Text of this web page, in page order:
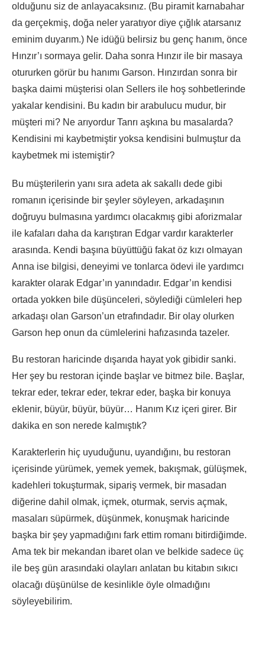
olduğunu siz de anlayacaksınız. (Bu piramit karnabahar
da gerçekmiş, doğa neler yaratıyor diye çığlık atarsanız
eminim duyarım.) Ne idüğü belirsiz bu genç hanım, önce
Hınzır’ı sormaya gelir. Daha sonra Hınzır ile bir masaya
otururken görür bu hanımı Garson. Hınzırdan sonra bir
başka daimi müşterisi olan Sellers ile hoş sohbetlerinde
yakalar kendisini. Bu kadın bir arabulucu mudur, bir
müşteri mi? Ne arıyordur Tanrı aşkına bu masalarda?
Kendisini mi kaybetmiştir yoksa kendisini bulmuştur da
kaybetmek mi istemiştir?
Bu müşterilerin yanı sıra adeta ak sakallı dede gibi
romanın içerisinde bir şeyler söyleyen, arkadaşının
doğruyu bulmasına yardımcı olacakmış gibi aforizmalar
ile kafaları daha da karıştıran Edgar vardır karakterler
arasında. Kendi başına büyüttüğü fakat öz kızı olmayan
Anna ise bilgisi, deneyimi ve tonlarca ödevi ile yardımcı
karakter olarak Edgar’ın yanındadır. Edgar’ın kendisi
ortada yokken bile düşünceleri, söylediği cümleleri hep
arkadaşı olan Garson’un etrafındadır. Bir olay olurken
Garson hep onun da cümlelerini hafızasında tazeler.
Bu restoran haricinde dışarıda hayat yok gibidir sanki.
Her şey bu restoran içinde başlar ve bitmez bile. Başlar,
tekrar eder, tekrar eder, tekrar eder, başka bir konuya
eklenir, büyür, büyür, büyür… Hanım Kız içeri girer. Bir
dakika en son nerede kalmıştık?
Karakterlerin hiç uyuduğunu, uyandığını, bu restoran
içerisinde yürümek, yemek yemek, bakışmak, gülüşmek,
kadehleri tokuşturmak, sipariş vermek, bir masadan
diğerine dahil olmak, içmek, oturmak, servis açmak,
masaları süpürmek, düşünmek, konuşmak haricinde
başka bir şey yapmadığını fark ettim romanı bitirdiğimde.
Ama tek bir mekandan ibaret olan ve belkide sadece üç
ile beş gün arasındaki olayları anlatan bu kitabın sıkıcı
olacağı düşünülse de kesinlikle öyle olmadığını
söyleyebilirim.